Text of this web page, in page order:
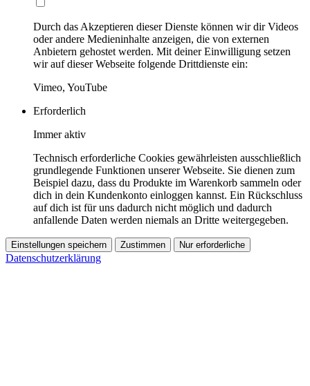
Durch das Akzeptieren dieser Dienste können wir dir Videos
oder andere Medieninhalte anzeigen, die von externen
Anbietern gehostet werden. Mit deiner Einwilligung setzen
wir auf dieser Webseite folgende Drittdienste ein:
Vimeo, YouTube
Erforderlich
Immer aktiv
Technisch erforderliche Cookies gewährleisten ausschließlich
grundlegende Funktionen unserer Webseite. Sie dienen zum
Beispiel dazu, dass du Produkte im Warenkorb sammeln oder
dich in dein Kundenkonto einloggen kannst. Ein Rückschluss
auf dich ist für uns dadurch nicht möglich und dadurch
anfallende Daten werden niemals an Dritte weitergegeben.
Einstellungen speichern Zustimmen Nur erforderliche
Datenschutzerklärung